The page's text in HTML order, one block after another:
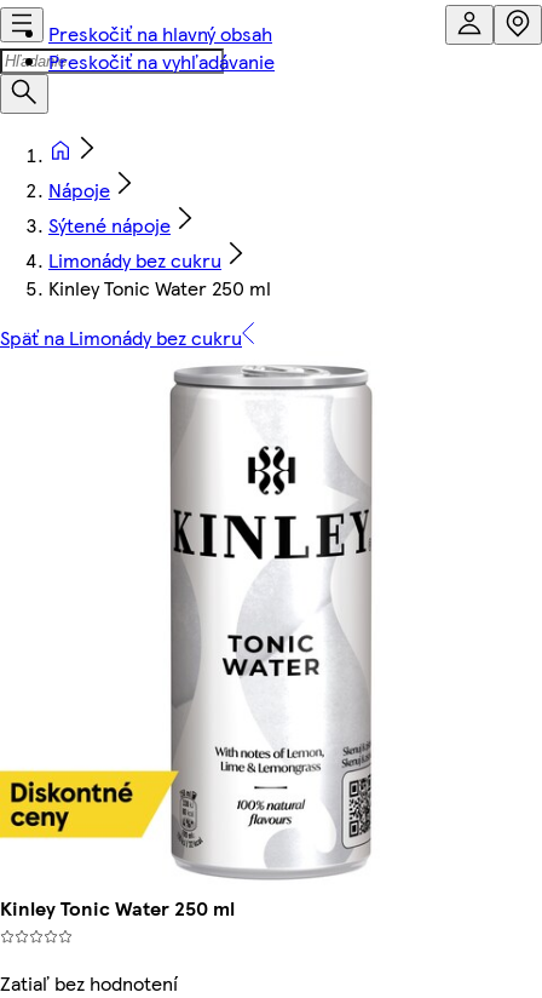
Preskočiť na hlavný obsah
Preskočiť na vyhľadávanie
Nápoje
Sýtené nápoje
Limonády bez cukru
Kinley Tonic Water 250 ml
Späť na Limonády bez cukru
Kinley Tonic Water 250 ml
Zatiaľ bez hodnotení